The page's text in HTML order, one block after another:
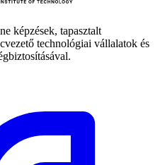
képzések, tapasztalt
technológiai vállalatok és